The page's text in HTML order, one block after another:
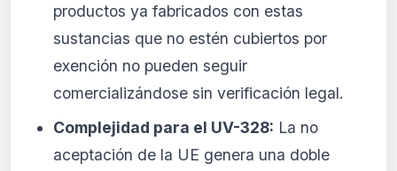
productos ya fabricados con estas
sustancias que no estén cubiertos por
exención no pueden seguir
comercializándose sin verificación legal.
Complejidad para el UV-328: La no
aceptación de la UE genera una doble